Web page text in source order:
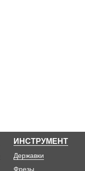
ИНСТРУМЕНТ
Державки
Фрезы